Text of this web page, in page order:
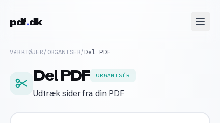
pdf dk
VÆRKTØJER/ ORGANISÉR/Del PDF
Del PDF ORGANISÉR
Udtræk sider fra din PDF